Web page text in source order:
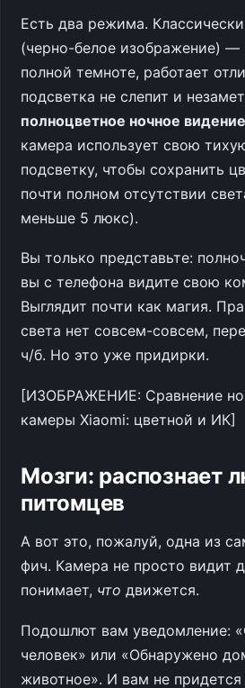
Есть два режима.
(черно-белое изображение) —
полной темноте, работает
подсветка не слепит и
полноцветное ночное видение
камера использует свою
подсветку, чтобы сохранить
почти полном отсутствии
меньше 5 люкс).
Вы только представьте:
вы с телефона видите свою
Выглядит почти как магия.
света нет совсем-совсем,
ч/б. Но это уже придирки.
[ИЗОБРАЖЕНИЕ: Сравнение
камеры Xiaomi: цветной и ИК]
Мозги: распознает
питомцев
А вот это, пожалуй, одна из
фич. Камера не просто видит
понимает, что движется.
Подошлют вам уведомление:
человек» или «Обнаружено
животное». И вам не